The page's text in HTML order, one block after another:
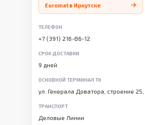
Euromat в Иркутске
ТЕЛЕФОН
+7 (391) 216-86-12
СРОК ДОСТАВКИ
9 дней
ОСНОВНОЙ ТЕРМИНАЛ ТК
ул. Генерала Доватора, строение
ТРАНСПОРТ
Деловые Линии